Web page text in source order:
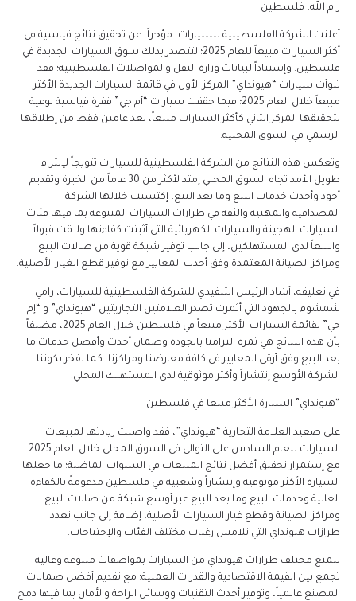
رام الله، فلسطين
أعلنت الشركة الفلسطينية للسيارات، مؤخراً، عن تحقيق نتائج قياسية في
أكثر السيارات مبيعاً للعام 2025؛ لتتصدر بذلك سوق السيارات الجديدة في
فلسطين. وإستناداً لبيانات وزارة النقل والمواصلات الفلسطينية؛ فقد
تبوأت سيارات “هيونداي” المركز الأول في قائمة السيارات الجديدة الأكثر
مبيعاً خلال العام 2025؛ فيما حققت سيارات “أم جي” قفزة قياسية نوعية
بتحقيقها المركز الثاني كأكثر السيارات مبيعاً، بعد عامين فقط من إطلاقها
الرسمي في السوق المحلية.
وتعكس هذه النتائج من الشركة الفلسطينية للسيارات تتويجاً لإلتزام
طويل الأمد تجاه السوق المحلي إمتد لأكثر من 30 عاماً من الخبرة وتقديم
أجود وأحدث خدمات البيع وما بعد البيع، إكتسبت خلالها الشركة
المصداقية والمهنية والثقة في طرازات السيارات المتنوعة بما فيها فئات
السيارات الهجينة والسيارات الكهربائية التي أثبتت كفاءتها ولاقت قبولاً
واسعاً لدى المستهلكين، إلى جانب توفير شبكة قوية من صالات البيع
ومراكز الصيانة المعتمدة وفق أحدث المعايير مع توفير قطع الغيار الأصلية.
في تعليقه، أشاد الرئيس التنفيذي للشركة الفلسطينية للسيارات، رامي
شمشوم بالجهود التي أثمرت تصدر العلامتين التجاريتين “هيونداي” و “إم
جي” لقائمة السيارات الأكثر مبيعاً في فلسطين خلال العام 2025، مضيفاً
بأن هذه النتائج هي ثمرة التزامنا بالجودة وضمان أحدث وأفضل خدمات ما
بعد البيع وفق أرقى المعايير في كافة معارضنا ومراكزنا، كما نفخر بكوننا
الشركة الأوسع إنتشاراً وأكثر موثوقية لدى المستهلك المحلي.
“هيونداي” السيارة الأكثر مبيعا في فلسطين
على صعيد العلامة التجارية “هيونداي”، فقد واصلت ريادتها لمبيعات
السيارات للعام السادس على التوالي في السوق المحلي خلال العام 2025
مع إستمرار تحقيق أفضل نتائج المبيعات في السنوات الماضية؛ ما جعلها
السيارة الأكثر موثوقية وإنتشاراً وشعبية في فلسطين مدعومةً بالكفاءة
العالية وخدمات البيع وما بعد البيع عبر أوسع شبكة من صالات البيع
ومراكز الصيانة وقطع غيار السيارات الأصلية، إضافة إلى جانب تعدد
طرازات هيونداي التي تلامس رغبات مختلف الفئات والإحتياجات.
تتمتع مختلف طرازات هيونداي من السيارات بمواصفات متنوعة وعالية
تجمع بين القيمة الاقتصادية والقدرات العملية؛ مع تقديم أفضل ضمانات
المصنع عالمياً، وتوفير أحدث التقنيات ووسائل الراحة والأمان بما فيها دمج